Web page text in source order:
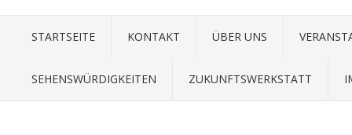
STARTSEITE KONTAKT ÜBER UNS
SEHENSWÜRDIGKEITEN ZUKUNFTSWERKSTATT